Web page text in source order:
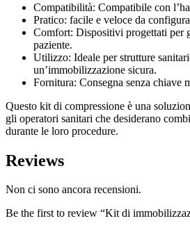
Compatibilità: Compatibile con
Pratico: facile e veloce da
Comfort: Dispositivi progettati per
paziente.
Utilizzo: Ideale per strutture
un’immobilizzazione sicura.
Fornitura: Consegna senza chiave
Questo kit di compressione è una
gli operatori sanitari che desiderano
durante le loro procedure.
Reviews
Non ci sono ancora recensioni.
Be the first to review “Kit di